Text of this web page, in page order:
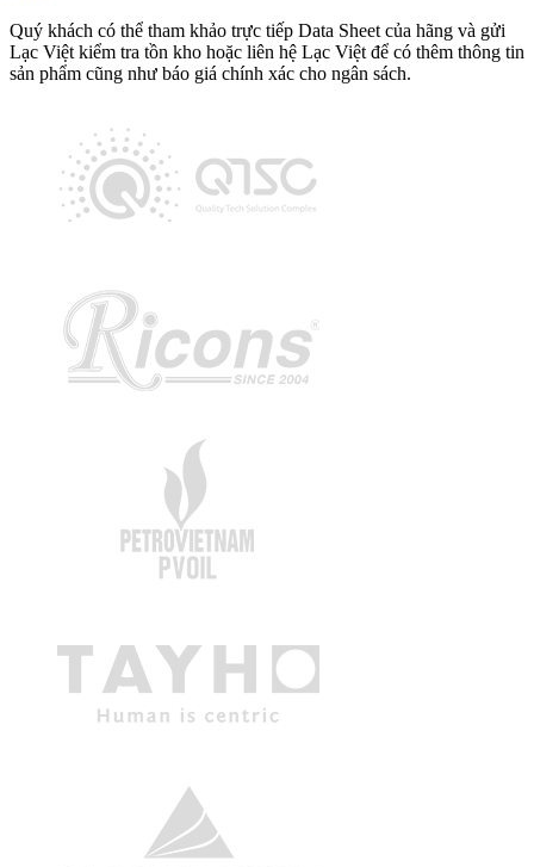
Quý khách có thể tham khảo trực tiếp Data Sheet của hãng và gửi
Lạc Việt kiểm tra tồn kho hoặc liên hệ Lạc Việt để có thêm thông tin
sản phẩm cũng như báo giá chính xác cho ngân sách.